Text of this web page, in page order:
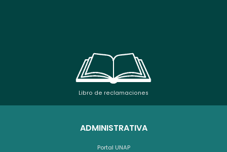
Libro de reclamaciones
ADMINISTRATIVA
Portal UNAP